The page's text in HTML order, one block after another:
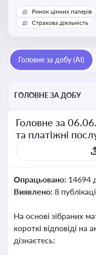
управління коштами,
дотримання
Ринок цінних паперів
Страхова діяльність
Головне за добу (AI)
ГОЛОВНЕ ЗА ДОБУ
Головне за
та платіжні
Опрацьовано: 14694
Виявлено: 8
На основі зібраних
короткі відповіді на
дізнаєтесь: